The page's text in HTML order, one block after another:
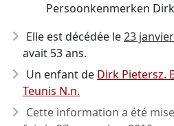
Persoonkenmerken
Elle est décédée le23
avait 53 ans.
Un enfant de Dirk Pietersz.
Teunis N.n.
Cette information a été